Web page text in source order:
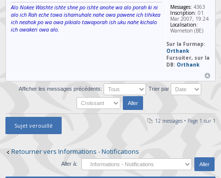
Alo Nokee Washte ishte shne po ishte anohe wa alo porah ki ni
alo ich Rah eche towa ishamuhale nahe owa pawene ich tihikea
ich neahok po wa owa pikialo tawaporah ish uku nahe kichalo
ich owakeri owa alo.
Messages: 4363
Inscription: 01
Mar 2007, 19:24
Localisation:
Warneton (BE)
Sur la Furmap:
Orthank
Fursuiter, sur la
DB: Orthank
Afficher les messages précédents: Trier par
Sujet verouillé
12 messages • Page 1 sur 1
Retourner vers Informations - Notifications
Aller à: